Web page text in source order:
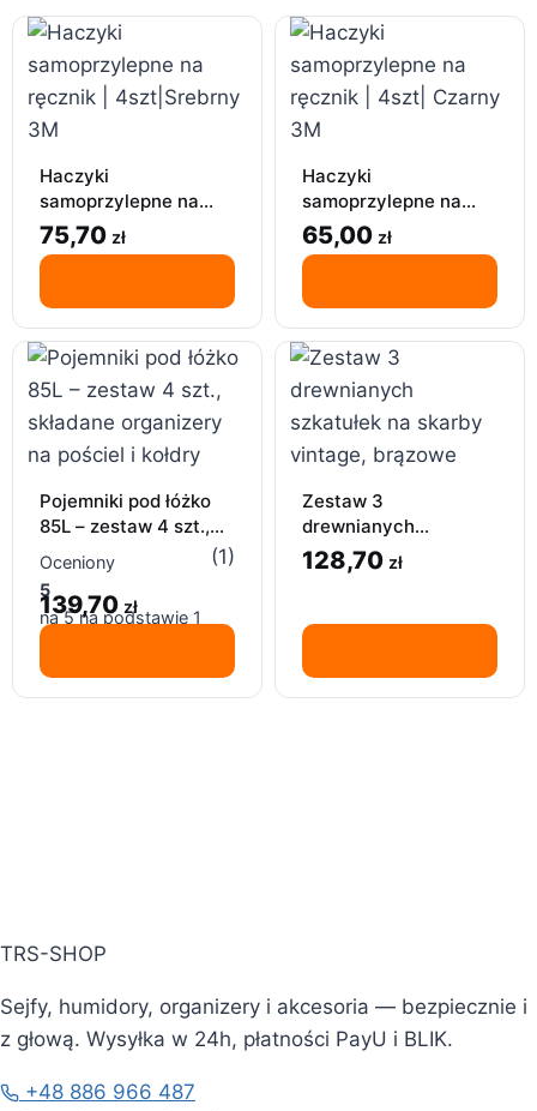
Haczyki
samoprzylepne na
ręcznik | 4szt|Srebrny
3M
75,70 zł
Haczyki
samoprzylepne na
ręcznik | 4szt| Czarny
3M
65,00 zł
Pojemniki pod łóżko
85L – zestaw 4 szt.,
składane organizery
na pościel i kołdry
Oceniony
5
na 5 na podstawie 1
(1)
139,70 zł
Zestaw 3
drewnianych
szkatułek na skarby
vintage – 8×5×6 cm,
128,70 zł
TRS-SHOP
Sejfy, humidory, organizery i akcesoria — bezpiecznie i
z głową. Wysyłka w 24h, płatności PayU i BLIK.
+48 886 966 487